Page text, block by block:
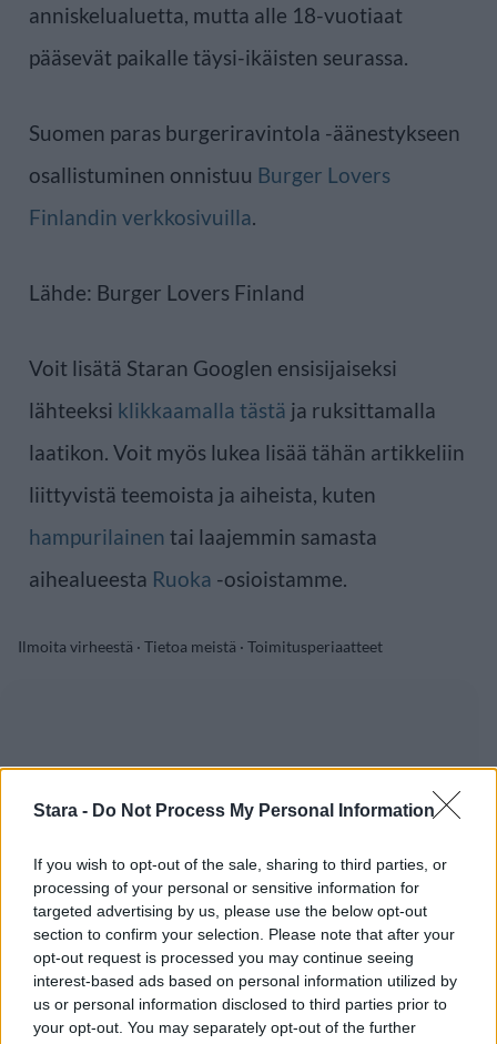
Stara - Do Not Process My Personal Information
If you wish to opt-out of the sale, sharing to third parties, or
processing of your personal or sensitive information for
targeted advertising by us, please use the below opt-out
section to confirm your selection. Please note that after your
opt-out request is processed you may continue seeing
interest-based ads based on personal information utilized by
us or personal information disclosed to third parties prior to
your opt-out. You may separately opt-out of the further
anniskelualuetta, mutta alle 18-vuotiaat
pääsevät paikalle täysi-ikäisten seurassa.
Suomen paras burgeriravintola -äänestykseen
osallistuminen onnistuu Burger Lovers
Finlandin verkkosivuilla.
Lähde: Burger Lovers Finland
Voit lisätä Staran Googlen ensisijaiseksi
lähteeksi klikkaamalla tästä ja ruksittamalla
laatikon. Voit myös lukea lisää tähän artikkeliin
liittyvistä teemoista ja aiheista, kuten
hampurilainen tai laajemmin samasta
aihealueesta Ruoka -osioistamme.
Ilmoita virheestä · Tietoa meistä · Toimitusperiaatteet